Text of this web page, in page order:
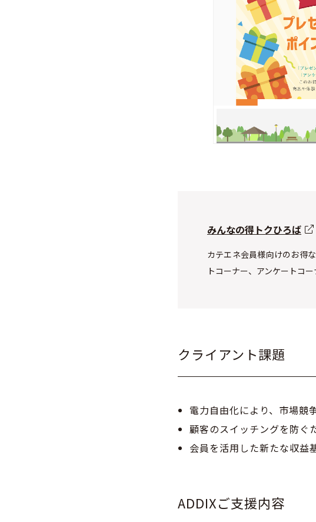
みんなの得トクひろば
カテエネ会員様向けのお得
トコーナー、アンケートコー
クライアント課題
電力自由化により、市場競
顧客のスイッチングを防ぐ
会員を活用した新たな収益
ADDIXご支援内容